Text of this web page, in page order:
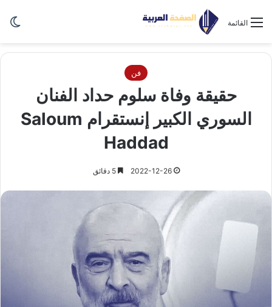
القائمة
فن
حقيقة وفاة سلوم حداد الفنان
السوري الكبير إنستقرام Saloum
Haddad
2022-12-26 5 دقائق